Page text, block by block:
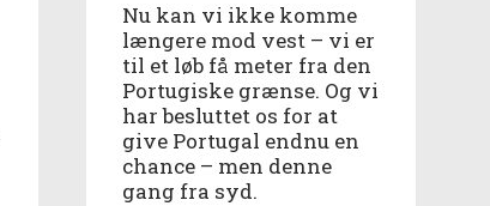
Nu kan vi ikke komme
længere mod vest – vi er
til et løb få meter fra den
Portugiske grænse. Og vi
har besluttet os for at
give Portugal endnu en
chance – men denne
gang fra syd.